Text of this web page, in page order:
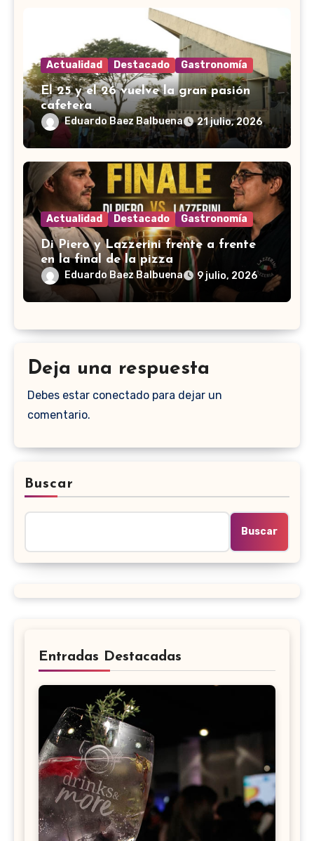
Actualidad Destacado Gastronomía
El 25 y el 26 vuelve la gran pasión
cafetera
Eduardo Baez Balbuena 21 julio, 2026
Actualidad Destacado Gastronomía
Di Piero y Lazzerini frente a frente
en la final de la pizza
Eduardo Baez Balbuena 9 julio, 2026
Deja una respuesta
Debes estar conectado para dejar un
comentario.
Buscar
Buscar
Entradas Destacadas